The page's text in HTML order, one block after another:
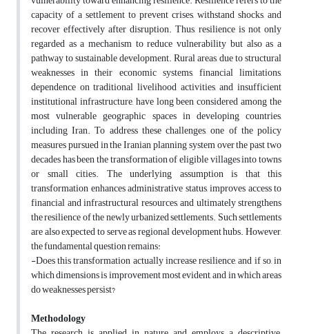
capacity of a settlement to prevent crises, withstand shocks, and
recover effectively after disruption. Thus, resilience is not only
regarded as a mechanism to reduce vulnerability but also as a
pathway to sustainable development. Rural areas, due to structural
weaknesses in their economic systems, financial limitations,
dependence on traditional livelihood activities, and insufficient
institutional infrastructure, have long been considered among the
most vulnerable geographic spaces in developing countries,
including Iran. To address these challenges, one of the policy
measures pursued in the Iranian planning system over the past two
decades has been the transformation of eligible villages into towns
or small cities. The underlying assumption is that this
transformation enhances administrative status, improves access to
financial and infrastructural resources, and ultimately strengthens
the resilience of the newly urbanized settlements. Such settlements
are also expected to serve as regional development hubs. However,
the fundamental question remains:
-Does this transformation actually increase resilience, and if so, in
which dimensions is improvement most evident, and in which areas
do weaknesses persist?
Methodology